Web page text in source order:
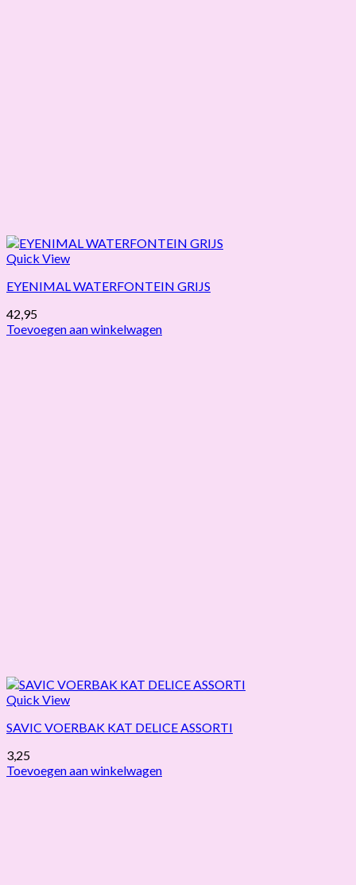
Quick View
EYENIMAL WATERFONTEIN GRIJS
42,95
Toevoegen aan winkelwagen
Quick View
SAVIC VOERBAK KAT DELICE ASSORTI
3,25
Toevoegen aan winkelwagen